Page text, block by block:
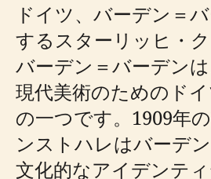
ドイツ、バーデン＝
するスターリッヒ・
バーデン＝バーデン
現代美術のためのド
の一つです。1909年
ンストハレはバーデ
文化的なアイデンテ